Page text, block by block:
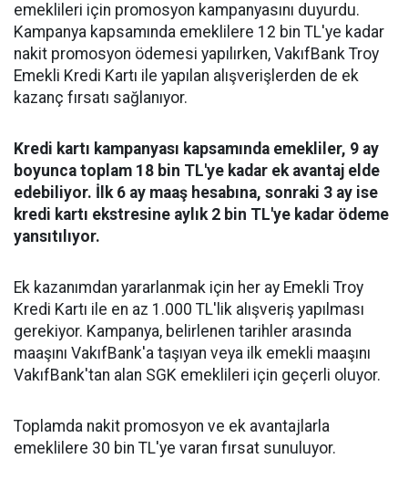
emeklileri için promosyon kampanyasını duyurdu.
Kampanya kapsamında emeklilere 12 bin TL'ye kadar
nakit promosyon ödemesi yapılırken, VakıfBank Troy
Emekli Kredi Kartı ile yapılan alışverişlerden de ek
kazanç fırsatı sağlanıyor.
Kredi kartı kampanyası kapsamında emekliler, 9 ay
boyunca toplam 18 bin TL'ye kadar ek avantaj elde
edebiliyor. İlk 6 ay maaş hesabına, sonraki 3 ay ise
kredi kartı ekstresine aylık 2 bin TL'ye kadar ödeme
yansıtılıyor.
Ek kazanımdan yararlanmak için her ay Emekli Troy
Kredi Kartı ile en az 1.000 TL'lik alışveriş yapılması
gerekiyor. Kampanya, belirlenen tarihler arasında
maaşını VakıfBank'a taşıyan veya ilk emekli maaşını
VakıfBank'tan alan SGK emeklileri için geçerli oluyor.
Toplamda nakit promosyon ve ek avantajlarla
emeklilere 30 bin TL'ye varan fırsat sunuluyor.